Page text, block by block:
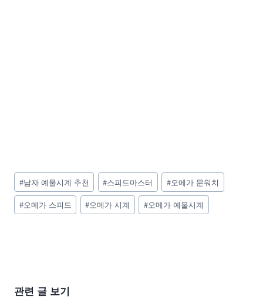
Post
Tags:
#남자 예물시계 추천 #스피드마스터 #오메가 문워치
#오메가 스피드 #오메가 시계 #오메가 예물시계
관련 글 보기